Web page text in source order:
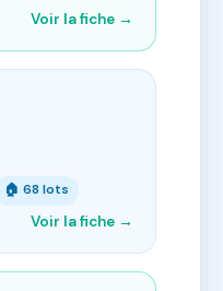
Voir la fiche →
🏠 68 lots
Voir la fiche →